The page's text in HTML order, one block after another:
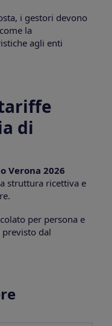
i gestori devono
la
agli enti
di
Verona 2026
struttura ricettiva e
per persona e
dal